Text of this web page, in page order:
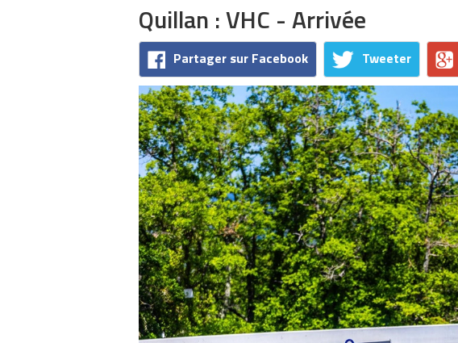
Quillan : VHC - Arrivée
Partager sur Facebook Tweeter